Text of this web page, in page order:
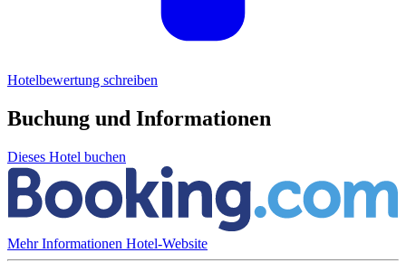
Hotelbewertung schreiben
Buchung und Informationen
Dieses Hotel buchen
Mehr Informationen Hotel-Website